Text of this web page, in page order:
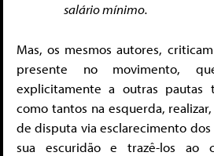
salário mínimo.
Mas, os mesmos autores,
presente no movimento,
explicitamente a outras pautas
como tantos na esquerda,
de disputa via esclarecimento
sua escuridão e trazê-los ao